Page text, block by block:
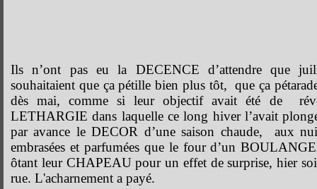
Ils n’ont pas eu la DECENCE d’attendre que
souhaitaient que ça pétille bien plus tôt, que ça
dès mai, comme si leur objectif avait été de
LETHARGIE dans laquelle ce long hiver l’avait
par avance le DECOR d’une saison chaude, aux
embrasées et parfumées que le four d’un
ôtant leur CHAPEAU pour un effet de surprise, hier
rue. L'acharnement a payé.